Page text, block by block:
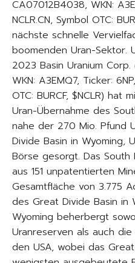
CA07012B4038, WKN:
NCLR.CN, Symbol OTC:
nächste schnelle
boomenden Uran-Sektor.
2023 Basin Uranium Corp.
WKN: A3EMQ7, Ticker:
OTC: BURCF, $NCLR)
Uran-Übernahme des
nahe der 270 Mio. Pfund
Divide Basin in Wyoming,
Börse gesorgt. Das
aus 151 unpatentierten
Gesamtfläche von 3.775
des Great Divide Basin in
Wyoming beherbergt
Uranreserven als auch
den USA, wobei das